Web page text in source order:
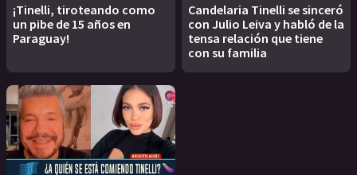
¡Tinelli, tiroteando como
un pibe de 15 años en
Paraguay!
Candelaria Tinelli se sinceró
con Julio Leiva y habló de la
tensa relación que tiene
con su familia